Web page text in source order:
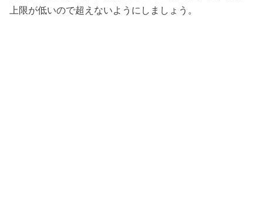
上限が低いので超えないようにしましょう。